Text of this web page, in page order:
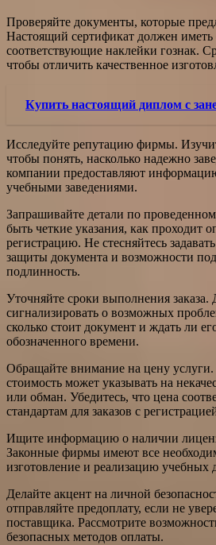
Проверяйте документы, которые
Настоящий сертификат должен
соответствующие наклейки гознак.
чтобы отличить качественное
Купить настоящий диплом с
Исследуйте репутацию фирмы.
чтобы понять, насколько надежно
компании предоставляют
учебными заведениями.
Запрашивайте детали по
быть четкие указания, как проходит
регистрацию. Не стесняйтесь
защиты документа и возможности
подлинность.
Уточняйте сроки выполнения
сигнализировать о возможных
сколько стоит документ и ждать ли
обозначенного времени.
Обращайте внимание на цену
стоимость может указывать на
или обман. Убедитесь, что цена
стандартам для заказов с
Ищите информацию о наличии
Законные фирмы имеют все
изготовление и реализацию учебных
Делайте акцент на личной
отправляйте предоплату, если не
поставщика. Рассмотрите
безопасных методов оплаты.